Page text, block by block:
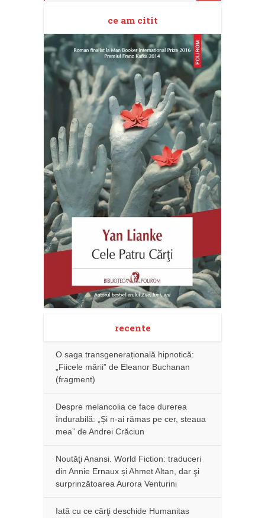
ce am citit
recente
O saga transgenerațională hipnotică:
„Fiicele mării” de Eleanor Buchanan
(fragment)
Despre melancolia ce face durerea
îndurabilă: „Și n-ai rămas pe cer, steaua
mea” de Andrei Crăciun
Noutăţi Anansi. World Fiction: traduceri
din Annie Ernaux și Ahmet Altan, dar şi
surprinzătoarea Aurora Venturini
Iată cu ce cărţi deschide Humanitas